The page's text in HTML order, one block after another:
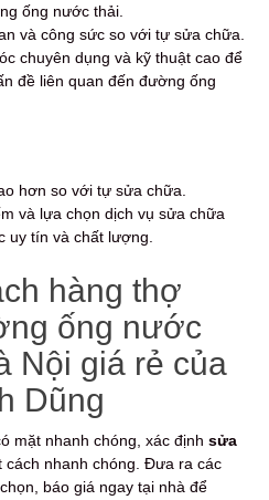
ống nước thải.
và công sức so với tự sửa chữa.
chuyên dụng và kỹ thuật cao để
đề liên quan đến đường ống
hơn so với tự sửa chữa.
và lựa chọn dịch vụ sửa chữa
uy tín và chất lượng.
hàng thợ
ống nước
Nội giá rẻ của
Dũng
mặt nhanh chóng, xác định sửa
cách nhanh chóng. Đưa ra các
báo giá ngay tại nhà để